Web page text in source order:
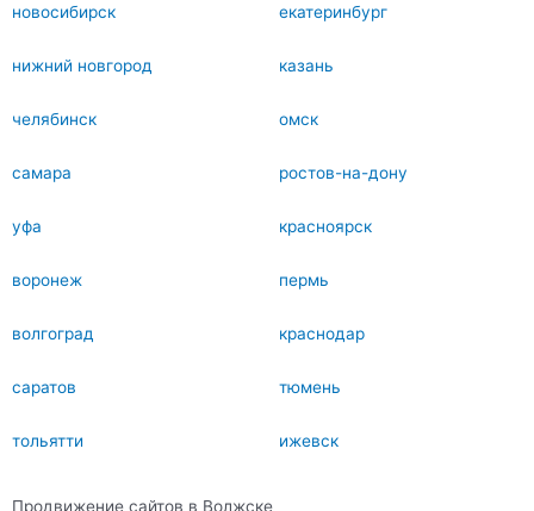
новосибирск екатеринбург
нижний новгород казань
челябинск омск
самара ростов-на-дону
уфа красноярск
воронеж пермь
волгоград краснодар
саратов тюмень
тольятти ижевск
Продвижение сайтов в Волжске